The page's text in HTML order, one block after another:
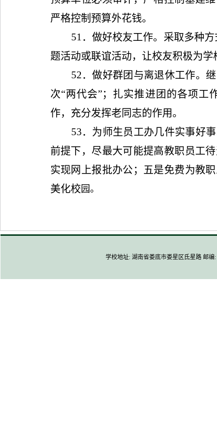
严格控制预算外花钱。
51．做好校友工作。采取多种
题活动或联谊活动，让校友积极为
52．做好群团与离退休工作。
次“两代会”；扎实推进团的各项工
作，充分发挥老同志的作用。
53．为师生员工办几件实事好
前提下，尽最大可能提高教职员工
实现网上报批办公；五是免费为教
美化校园。
学校地址: 湖南省娄底市娄星区氐星路 邮编